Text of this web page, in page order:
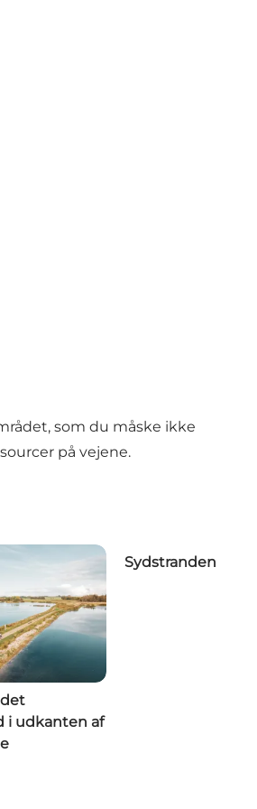
som du måske ikke
på vejene.
i udkanten af
Sydstranden